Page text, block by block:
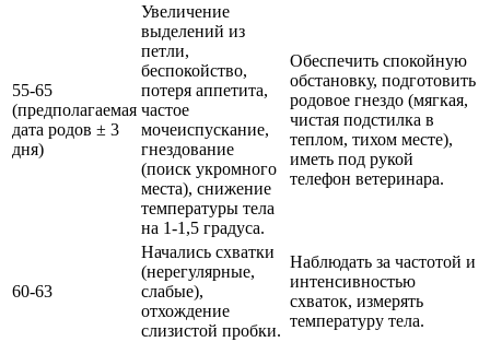
55-65
(предполагаемая
дата родов ± 3
дня)
Увеличение
выделений из
петли,
беспокойство,
потеря аппетита,
частое
мочеиспускание,
гнездование
(поиск укромного
места), снижение
температуры тела
на 1-1,5 градуса.
Обеспечить спокойную
обстановку, подготовить
родовое гнездо (мягкая,
чистая подстилка в
теплом, тихом месте),
иметь под рукой
телефон ветеринара.
60-63
Начались схватки
(нерегулярные,
слабые),
отхождение
слизистой пробки.
Наблюдать за частотой и
интенсивностью
схваток, измерять
температуру тела.